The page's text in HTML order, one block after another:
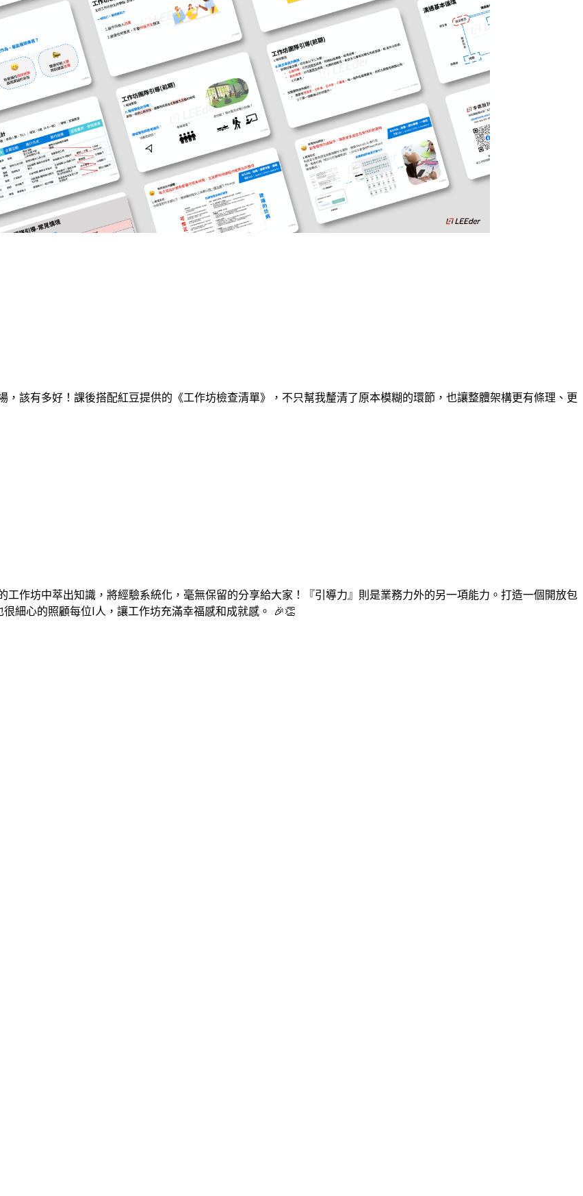
該有多好！課後搭配紅豆提供的《工作坊檢查清單》，不只幫我釐清了原本模糊的環節，也讓整體架構更有條理、更
作坊中萃出知識，將經驗系統化，毫無保留的分享給大家！『引導力』則是業務力外的另一項能力。打造一個開放包
細心的照顧每位I人，讓工作坊充滿幸福感和成就感。 🎉👏